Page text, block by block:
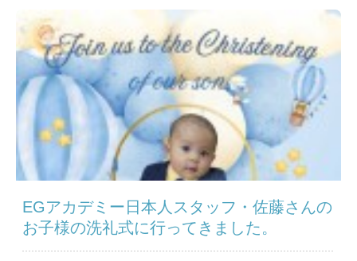
EGアカデミー日本人スタッフ・佐藤さんの
お子様の洗礼式に行ってきました。